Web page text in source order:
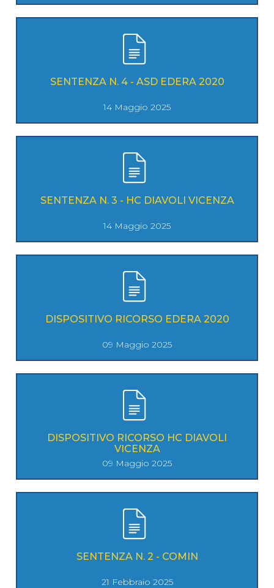
SENTENZA N. 4 - ASD EDERA 2020
14 Maggio 2025
SENTENZA N. 3 - HC DIAVOLI VICENZA
14 Maggio 2025
DISPOSITIVO RICORSO EDERA 2020
09 Maggio 2025
DISPOSITIVO RICORSO HC DIAVOLI
VICENZA
09 Maggio 2025
SENTENZA N. 2 - COMIN
21 Febbraio 2025